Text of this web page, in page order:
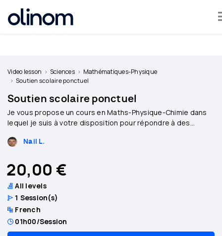
a
teacher
Video lesson Sciences
Mathématiques-Physique
Soutien scolaire ponctuel
Soutien scolaire ponctuel
Je vous propose un cours en Maths-Physique-Chimie dans
lequel je suis à votre disposition pour répondre à des
Nail L.
20,00 €
All levels
1 Session(s)
French
01h00/Session
Cookies management panel